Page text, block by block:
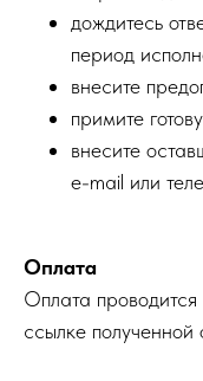
дождитесь
период
внесите
примите
внесите
e-mail или
Оплата
Оплата
ссылке